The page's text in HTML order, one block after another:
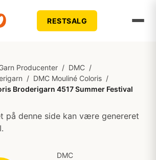
RESTSALG
Producenter / DMC /
/ DMC Mouliné Coloris /
Broderigarn 4517 Summer Festival
på denne side kan være genereret
DMC